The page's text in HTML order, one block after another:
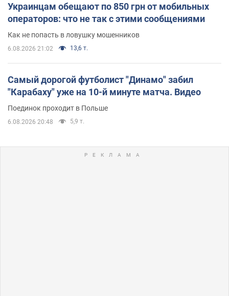
Украинцам обещают по 850 грн от мобильных
операторов: что не так с этими сообщениями
Как не попасть в ловушку мошенников
6.08.2026 21:02 13,6 т.
Самый дорогой футболист "Динамо" забил
"Карабаху" уже на 10-й минуте матча. Видео
Поединок проходит в Польше
6.08.2026 20:48 5,9 т.